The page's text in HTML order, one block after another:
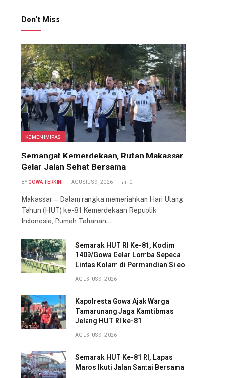
Don't Miss
KEMENIMIPAS
Semangat Kemerdekaan, Rutan Makassar
Gelar Jalan Sehat Bersama
BY GOWA TERKINI AGUSTUS 9, 2026 0
Makassar — Dalam rangka memeriahkan Hari Ulang
Tahun (HUT) ke-81 Kemerdekaan Republik
Indonesia, Rumah Tahanan…
Semarak HUT RI Ke-81, Kodim
1409/Gowa Gelar Lomba Sepeda
Lintas Kolam di Permandian Sileo
AGUSTUS 9, 2026
Kapolresta Gowa Ajak Warga
Tamarunang Jaga Kamtibmas
Jelang HUT RI ke-81
AGUSTUS 9, 2026
Semarak HUT Ke-81 RI, Lapas
Maros Ikuti Jalan Santai Bersama